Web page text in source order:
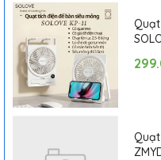
Quạt để bàn